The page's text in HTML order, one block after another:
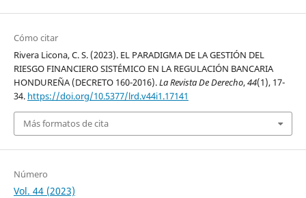
Cómo citar
Rivera Licona, C. S. (2023). EL PARADIGMA DE LA GESTIÓN DEL
RIESGO FINANCIERO SISTÉMICO EN LA REGULACIÓN BANCARIA
HONDUREÑA (DECRETO 160-2016).La Revista De Derecho,44(1), 17-
34. https://doi.org/10.5377/lrd.v44i1.17141
Más formatos de cita
Número
Vol. 44 (2023)